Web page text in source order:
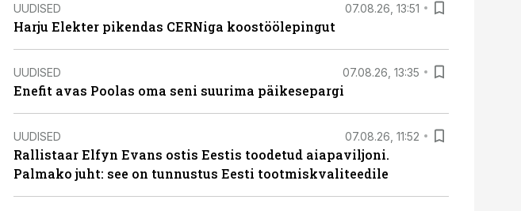
UUDISED 07.08.26, 13:51
Harju Elekter pikendas CERNiga koostöölepingut
UUDISED 07.08.26, 13:35
Enefit avas Poolas oma seni suurima päikesepargi
UUDISED 07.08.26, 11:52
Rallistaar Elfyn Evans ostis Eestis toodetud aiapaviljoni.
Palmako juht: see on tunnustus Eesti tootmiskvaliteedile